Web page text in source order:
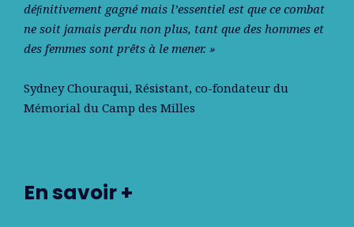
déﬁnitivement gagné mais l’essentiel est que ce combat
ne soit jamais perdu non plus, tant que des hommes et
des femmes sont prêts à le mener. »
Sydney Chouraqui, Résistant, co-fondateur du
Mémorial du Camp des Milles
En savoir +